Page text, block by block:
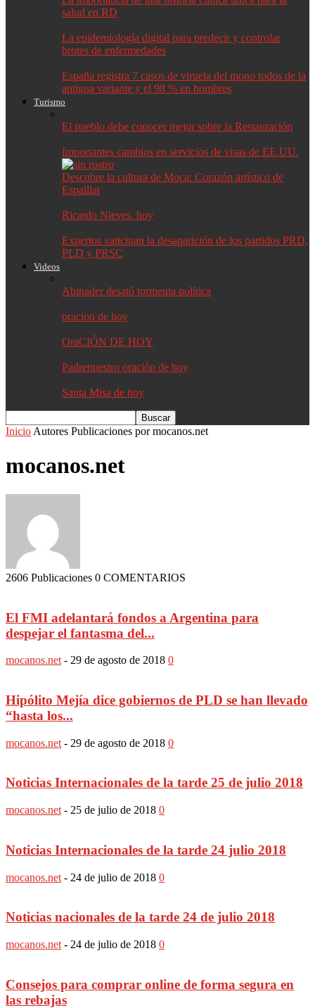
salud en RD
La epidemiología digital para predecir y controlar
brotes de enfermedades
España registra 7 casos de viruela del mono todos de la
antigua variante y el 98 % en hombres
Turismo
El pueblo debe conocer mejor sobre la Restauración
Importantes cambios en servicios de visas de EE.UU.
Descubre la cultura de Moca: Corazón artístico de
Espaillat
Ricardo Nieves. hoy
Expertos vaticinan la desaparición de los partidos PRD,
PLD y PRSC
Videos
Abinader desató tormenta política
oracion de hoy
OraCIÓN DE HOY
Padrenuestro oración de hoy
Santa Misa de hoy
Inicio Autores Publicaciones por mocanos.net
mocanos.net
2606 Publicaciones 0 COMENTARIOS
El FMI adelantará fondos a Argentina para
despejar el fantasma del...
mocanos.net - 29 de agosto de 2018 0
Hipólito Mejía dice gobiernos de PLD se han llevado
“hasta los...
mocanos.net - 29 de agosto de 2018 0
Noticias Internacionales de la tarde 25 de julio 2018
mocanos.net - 25 de julio de 2018 0
Noticias Internacionales de la tarde 24 julio 2018
mocanos.net - 24 de julio de 2018 0
Noticias nacionales de la tarde 24 de julio 2018
mocanos.net - 24 de julio de 2018 0
Consejos para comprar online de forma segura en
las rebajas